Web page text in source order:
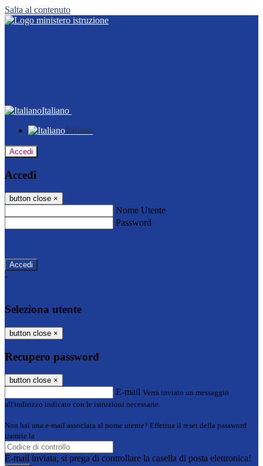
Salta al contenuto
Italiano
Italiano
Accedi
Accedi
button close ×
Nome Utente
Password
-
Seleziona utente
button close ×
Recupero password
button close ×
E-mail Verrà inviato un messaggio
all'indirizzo indicato con le istruzioni necessarie.
Non hai una e-mail associata al nome utente? Effettua il reset della password
tramite la
E-mail inviata, si prega di controllare la casella di posta elettronica!